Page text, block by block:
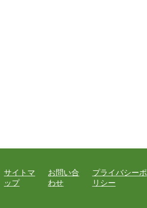
サイトマ
ップ
お問い合
わせ
プライバシーポ
リシー